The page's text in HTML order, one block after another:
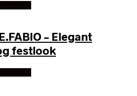
– Elegant
festlook